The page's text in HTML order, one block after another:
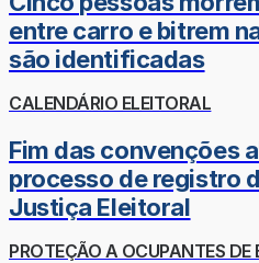
entre carro e bitrem
são identificadas
CALENDÁRIO ELEITORAL
Fim das convenções
processo de registro
Justiça Eleitoral
PROTEÇÃO A OCUPANTES DE